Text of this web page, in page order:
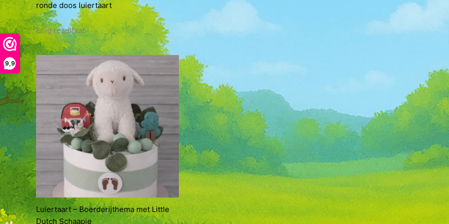
9,9
ronde doos luiertaart
Enig resultaat
Luiertaart – Boerderijthema met Little
Dutch Schaapje